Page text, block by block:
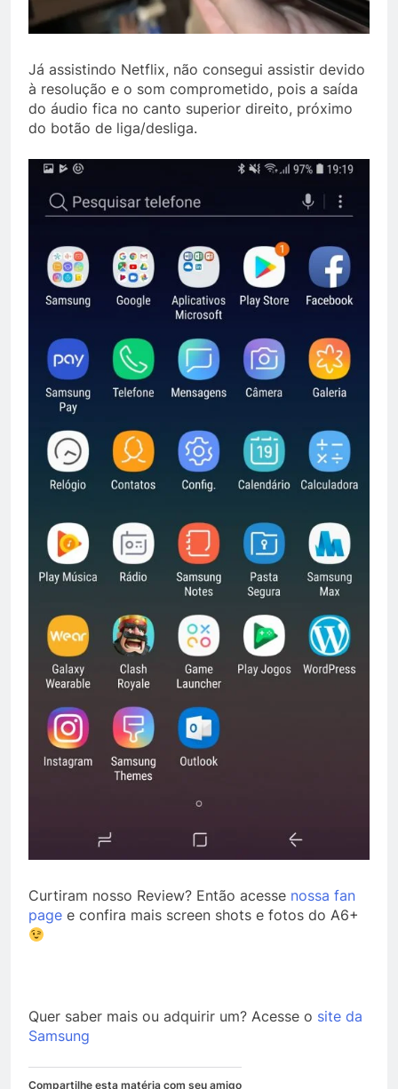
Já assistindo Netflix, não consegui assistir devido
à resolução e o som comprometido, pois a saída
do áudio fica no canto superior direito, próximo
do botão de liga/desliga.
Curtiram nosso Review? Então acesse nossa fan
page e confira mais screen shots e fotos do A6+
Quer saber mais ou adquirir um? Acesse o site da
Samsung
Compartilhe esta matéria com seu amigo